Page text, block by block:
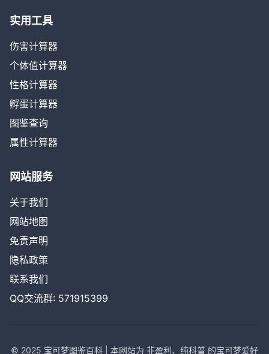
实用工具
伤害计算器
个体值计算器
性格计算器
孵蛋计算器
图鉴查询
属性计算器
网站服务
关于我们
网站地图
免责声明
隐私政策
联系我们
QQ交流群: 571915399
© 2025 宝可梦图鉴百科 | 本网站为 非盈利、纯科普 的宝可梦爱好